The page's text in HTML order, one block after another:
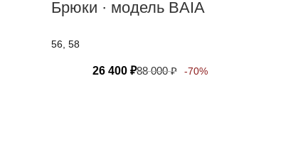
Брюки · модель BAIA
56, 58
26 400 ₽88 000₽ -70%